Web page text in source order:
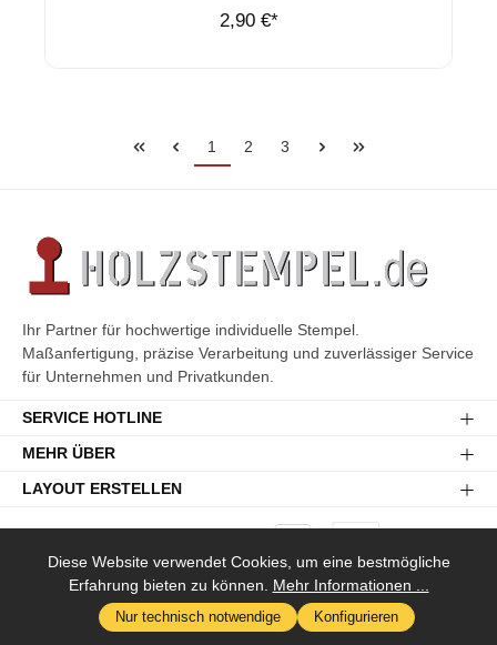
2,90 €*
1 2 3
Ihr Partner für hochwertige individuelle Stempel.
Maßanfertigung, präzise Verarbeitung und zuverlässiger Service
für Unternehmen und Privatkunden.
SERVICE HOTLINE
MEHR ÜBER
LAYOUT ERSTELLEN
* Alle Preise inkl. gesetzl. Mehrwertsteuer zzgl. Versandkosten
Nachnahmegebühren, wenn nicht anders angegeben.
Diese Website verwendet Cookies, um eine bestmögliche
Erfahrung bieten zu können. Mehr Informationen ...
Nur technisch notwendige Konfigurieren